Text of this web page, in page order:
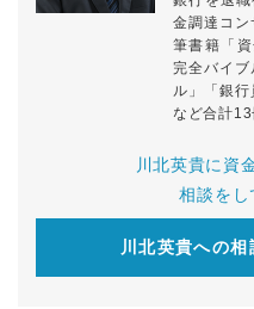
金調達コ
筆書籍「
完全バイブ
ル」「銀行
など合計13
川北英貴に資
相談をし
川北英貴への